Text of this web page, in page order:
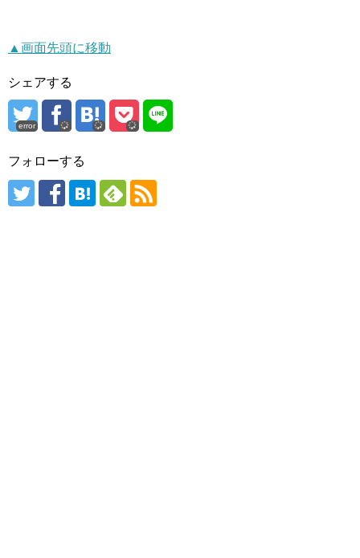
▲画面先頭に移動
シェアする
error
フォローする